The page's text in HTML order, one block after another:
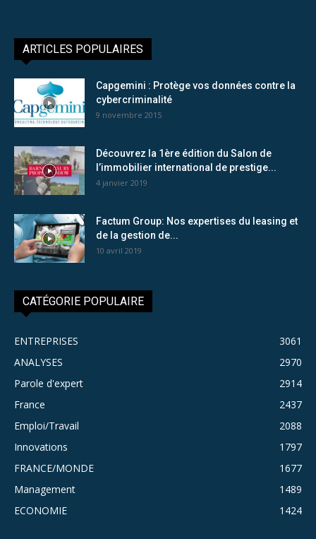
ARTICLES POPULAIRES
Capgemini : Protège vos données contre la
cybercriminalité
9 novembre 2015
Découvrez la 1ère édition du Salon de
l’immobilier international de prestige...
4 janvier 2019
Factum Group: Nos expertises du leasing et
de la gestion de...
10 avril 2019
CATÉGORIE POPULAIRE
ENTREPRISES
3061
ANALYSES
2970
Parole d'expert
2914
France
2437
Emploi/Travail
2088
Innovations
1797
FRANCE/MONDE
1677
Management
1489
ECONOMIE
1424